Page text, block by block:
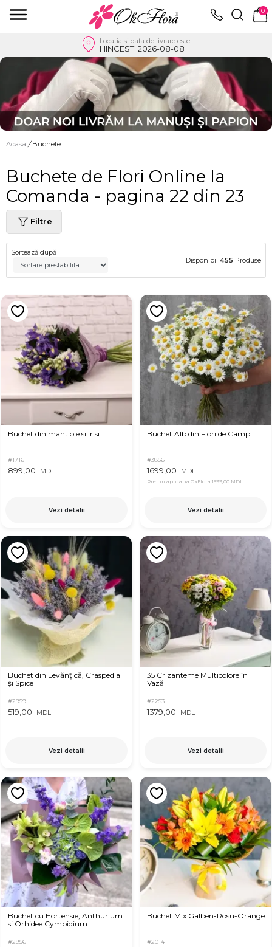
0
Locatia si data de livrare este
HINCESTI 2026-08-08
Acasa / Buchete
Buchete de Flori Online la
Comanda - pagina 22 din 23
Filtre
Sortează după
Disponibil 455 Produse
Buchet din mantiole si irisi
#1716
899,00 MDL
Vezi detalii
Buchet Alb din Flori de Camp
#3856
1699,00 MDL
Pret in aplicatia OkFlora 1599,00 MDL
Vezi detalii
Buchet din Levănțică, Craspedia
și Spice
#2959
519,00 MDL
Vezi detalii
35 Crizanteme Multicolore în
Vază
#2253
1379,00 MDL
Vezi detalii
Buchet cu Hortensie, Anthurium
si Orhidee Cymbidium
#2956
Buchet Mix Galben-Rosu-Orange
#2014